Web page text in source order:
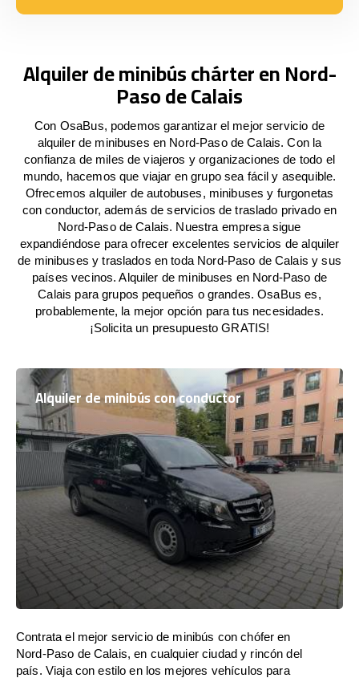
Alquiler de minibús chárter en Nord-
Paso de Calais
Con OsaBus, podemos garantizar el mejor servicio de
alquiler de minibuses en Nord-Paso de Calais. Con la
confianza de miles de viajeros y organizaciones de todo el
mundo, hacemos que viajar en grupo sea fácil y asequible.
Ofrecemos alquiler de autobuses, minibuses y furgonetas
con conductor, además de servicios de traslado privado en
Nord-Paso de Calais. Nuestra empresa sigue
expandiéndose para ofrecer excelentes servicios de alquiler
de minibuses y traslados en toda Nord-Paso de Calais y sus
países vecinos. Alquiler de minibuses en Nord-Paso de
Calais para grupos pequeños o grandes. OsaBus es,
probablemente, la mejor opción para tus necesidades.
¡Solicita un presupuesto GRATIS!
Alquiler de minibús con conductor
Contrata el mejor servicio de minibús con chófer en
Nord-Paso de Calais, en cualquier ciudad y rincón del
país. Viaja con estilo en los mejores vehículos para